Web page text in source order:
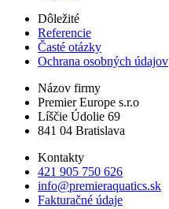
Dôležité
Referencie
Časté otázky
Ochrana osobných údajov
Názov firmy
Premier Europe s.r.o
Líščie Údolie 69
841 04 Bratislava
Kontakty
421 905 750 626
info@premieraquatics.sk
Fakturačné údaje